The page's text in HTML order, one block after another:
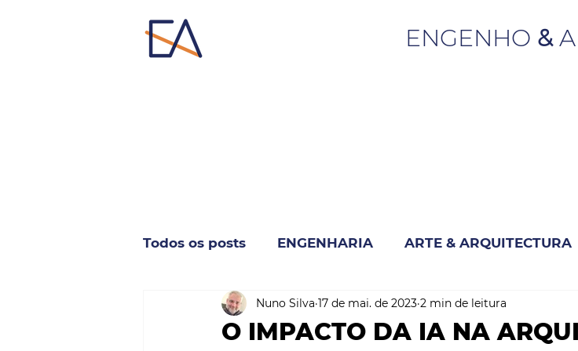
ENGENHO &
Todos os posts ENGENHARIA ARTE & ARQUITECTURA
INDUSTRIA & NEGÓCIO INOVAÇÃO &
O IMPACTO DA IA NA
Nuno Silva 17 de mai. de 2023 2 min de leitura